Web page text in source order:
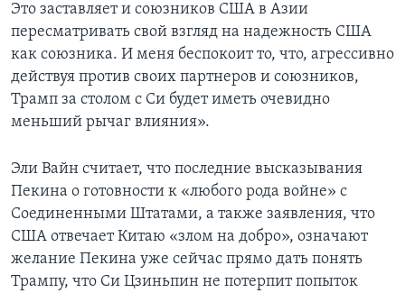
Это заставляет и союзников США в Азии
пересматривать свой взгляд на надежность США
как союзника. И меня беспокоит то, что, агрессивно
действуя против своих партнеров и союзников,
Трамп за столом с Си будет иметь очевидно
меньший рычаг влияния».
Эли Вайн считает, что последние высказывания
Пекина о готовности к «любого рода войне» с
Соединенными Штатами, а также заявления, что
США отвечает Китаю «злом на добро», означают
желание Пекина уже сейчас прямо дать понять
Трампу, что Си Цзиньпин не потерпит попыток